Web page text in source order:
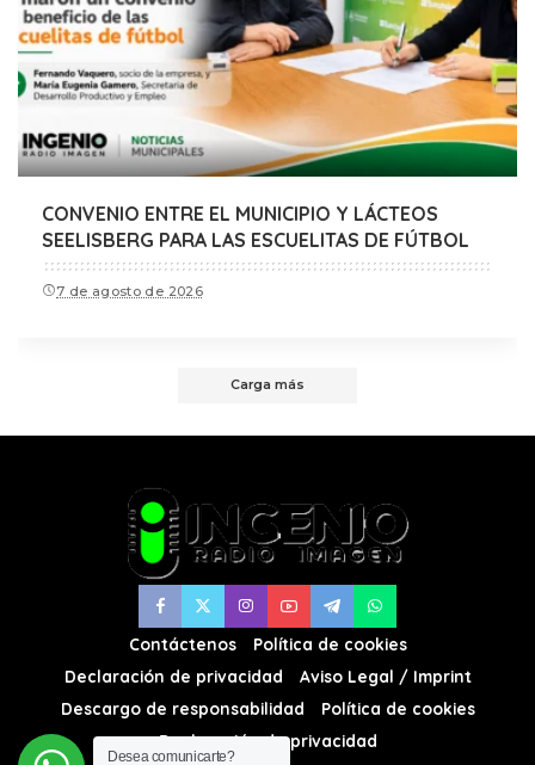
CONVENIO ENTRE EL MUNICIPIO Y LÁCTEOS
SEELISBERG PARA LAS ESCUELITAS DE FÚTBOL
7 de agosto de 2026
Carga más
Contáctenos
Política de cookies
Declaración de privacidad
Aviso Legal / Imprint
Descargo de responsabilidad
Política de cookies
Declaración de privacidad
Desea comunicarte?